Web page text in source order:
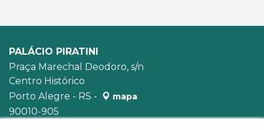
PALÁCIO PIRATINI
Praça Marechal Deodoro, s/n
Centro Histórico
Porto Alegre - RS -
mapa
90010-905